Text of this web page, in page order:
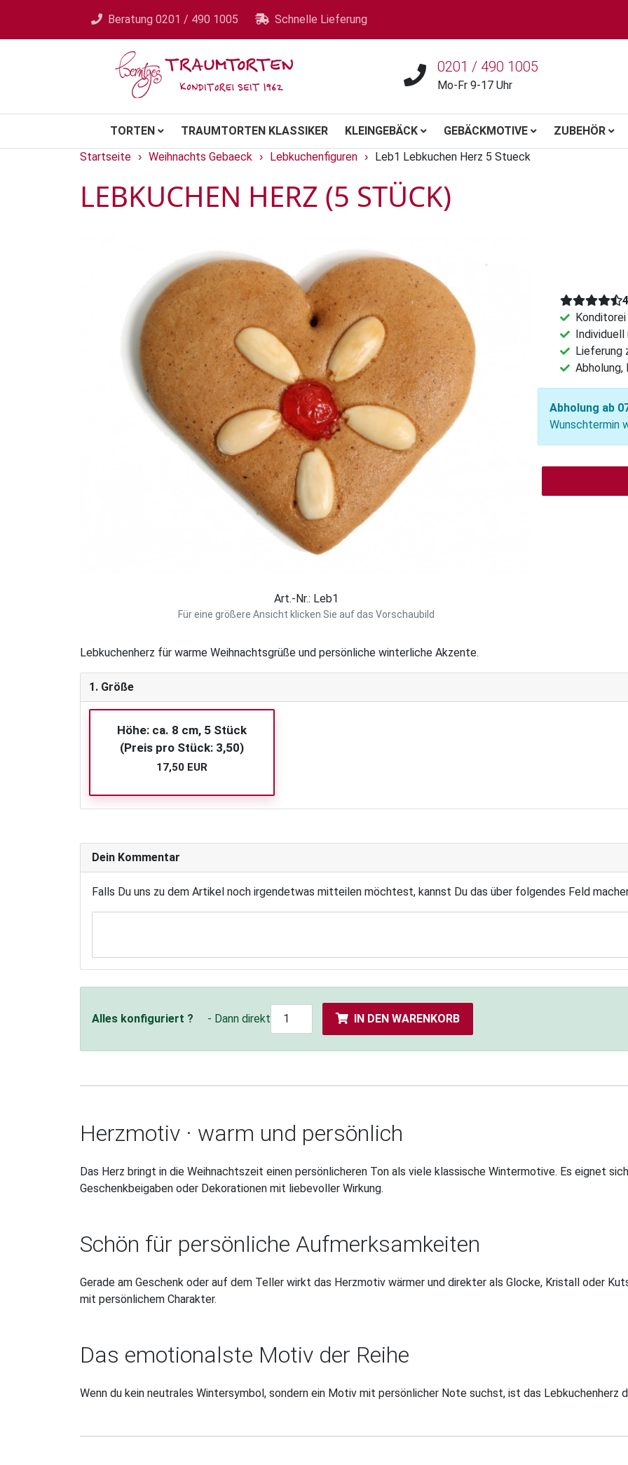
Beratung 0201 / 490 1005 Schnelle Lieferung
0201 / 490 1005
Mo-Fr 9-17 Uhr
TORTEN TRAUMTORTEN KLASSIKER KLEINGEBÄCK GEBÄCKMOTIVE
ZUBEHÖR
Startseite › Weihnachts Gebaeck › Lebkuchenfiguren › Leb1 Lebkuchen Herz 5 Stueck
LEBKUCHEN HERZ (5 STÜCK)
Art.-Nr.: Leb1
Für eine größere Ansicht klicken Sie auf das Vorschaubild
Lieferung
Abholung,
Abholung ab
Wunschtermin
Lebkuchenherz für warme Weihnachtsgrüße und persönliche winterliche Akzente.
1. Größe
Höhe: ca. 8 cm, 5 Stück
(Preis pro Stück: 3,50)
17,50 EUR
Dein Kommentar
Falls Du uns zu dem Artikel noch irgendetwas mitteilen möchtest, kannst Du das über folgendes Feld
Alles konfiguriert ? - Dann direkt IN DEN WARENKORB
Herzmotiv · warm und persönlich
Das Herz bringt in die Weihnachtszeit einen persönlicheren Ton als viele klassische Wintermotive. Es eignet
Geschenkbeigaben oder Dekorationen mit liebevoller Wirkung.
Schön für persönliche Aufmerksamkeiten
Gerade am Geschenk oder auf dem Teller wirkt das Herzmotiv wärmer und direkter als Glocke, Kristall oder
mit persönlichem Charakter.
Das emotionalste Motiv der Reihe
Wenn du kein neutrales Wintersymbol, sondern ein Motiv mit persönlicher Note suchst, ist das Lebkuchenherz